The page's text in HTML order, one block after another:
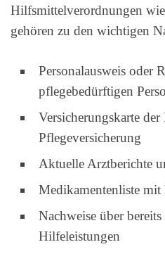
Hilfsmittelverordnungen
gehören zu den wichtigen
Personalausweis oder
pflegebedürftigen
Versicherungskarte
Pflegeversicherung
Aktuelle Arztberichte
Medikamentenliste mit
Nachweise über
Hilfeleistungen